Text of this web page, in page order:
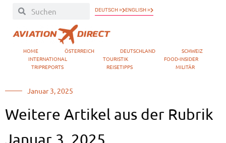
DEUTSCH » ENGLISH »
HOME ÖSTERREICH DEUTSCHLAND
SCHWEIZ
INTERNATIONAL
TOURISTIK
FOOD-INSIDER
TRIPREPORTS
REISETIPPS MILITÄR
Januar 3, 2025
Weitere Artikel aus der Rubrik
Januar 3, 2025